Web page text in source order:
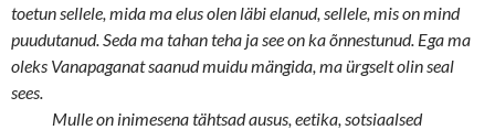
toetun sellele, mida ma elus olen läbi elanud, sellele, mis on mind
puudutanud. Seda ma tahan teha ja see on ka õnnestunud. Ega ma
oleks Vanapaganat saanud muidu mängida, ma ürgselt olin seal
sees.
Mulle on inimesena tähtsad ausus, eetika, sotsiaalsed